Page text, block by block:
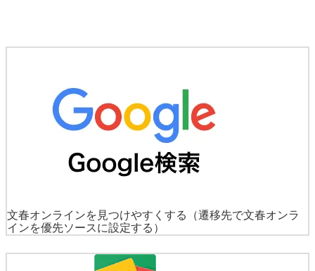
文春オンラインを見つけやすくする
（遷移先で文春オンラ
インを優先ソースに設定する）